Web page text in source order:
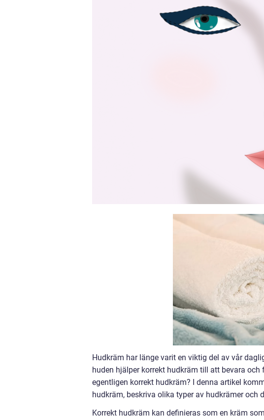
Hudkräm har länge varit en viktig del av vår
huden hjälper korrekt hudkräm till att bevara
egentligen korrekt hudkräm? I denna artikel
hudkräm, beskriva olika typer av hudkrämer och
Korrekt hudkräm kan definieras som en kräm